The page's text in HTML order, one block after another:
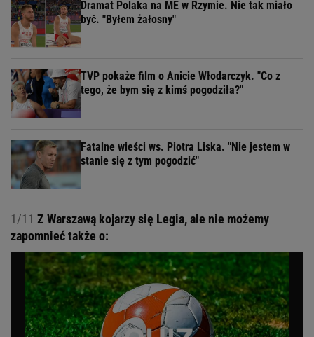
Dramat Polaka na ME w Rzymie. Nie tak miało
być. "Byłem żałosny"
TVP pokaże film o Anicie Włodarczyk. "Co z
tego, że bym się z kimś pogodziła?"
Fatalne wieści ws. Piotra Liska. "Nie jestem w
stanie się z tym pogodzić"
1/11 Z Warszawą kojarzy się Legia, ale nie możemy
zapomnieć także o: